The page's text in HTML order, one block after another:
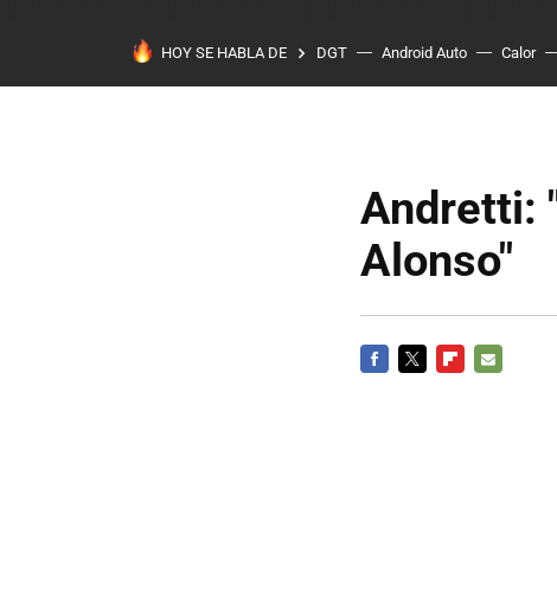
HOY SE HABLA DE DGT Android Auto Calor
Andretti:
Alonso"